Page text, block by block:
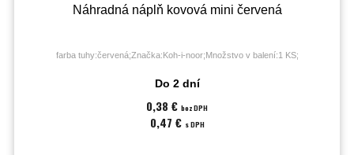
Náhradná náplň kovová mini červená
farba tuhy:červená;Značka:Koh-i-noor;Množstvo v balení:1 KS;
Do 2 dní
0,38 € bez DPH
0,47 € s DPH